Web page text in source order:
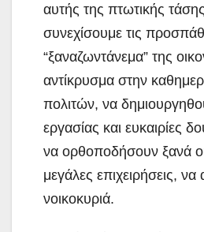
αυτής της πτωτικής
συνεχίσουμε τις
“ξαναζωντάνεμα” της
αντίκρυσμα στην
πολιτών, να
εργασίας και ευκαιρίες
να ορθοποδήσουν ξανά οι
μεγάλες επιχειρήσεις,
νοικοκυριά.